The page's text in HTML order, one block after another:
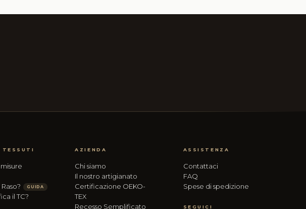
TESSUTI
GUIDA
il TC?
AZIENDA
Chi siamo
Il nostro artigianato
Certificazione OEKO-
TEX
Recesso Semplificato
ASSISTENZA
Contattaci
FAQ
Spese di spedizione
SEGUICI